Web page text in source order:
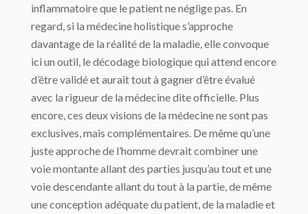
inflammatoire que le patient ne néglige pas. En
regard, si la médecine holistique s’approche
davantage de la réalité de la maladie, elle convoque
ici un outil, le décodage biologique qui attend encore
d’être validé et aurait tout à gagner d’être évalué
avec la rigueur de la médecine dite officielle. Plus
encore, ces deux visions de la médecine ne sont pas
exclusives, mais complémentaires. De même qu’une
juste approche de l’homme devrait combiner une
voie montante allant des parties jusqu’au tout et une
voie descendante allant du tout à la partie, de même
une conception adéquate du patient, de la maladie et